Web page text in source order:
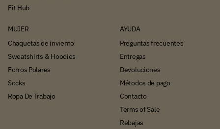
Fit Hub
MUJER
Chaquetas de invierno
Sweatshirts & Hoodies
Forros Polares
Socks
Ropa De Trabajo
AYUDA
Preguntas frecuentes
Entregas
Devoluciones
Métodos de pago
Contacto
Terms of Sale
Rebajas